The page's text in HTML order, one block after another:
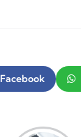
Facebook